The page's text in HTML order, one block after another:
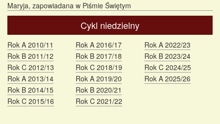
Maryja, zapowiadana w Piśmie Świętym
Cykl niedzielny
Rok A 2010/11
Rok B 2011/12
Rok C 2012/13
Rok A 2013/14
Rok B 2014/15
Rok C 2015/16
Rok A 2016/17
Rok B 2017/18
Rok C 2018/19
Rok A 2019/20
Rok B 2020/21
Rok C 2021/22
Rok A 2022/23
Rok B 2023/24
Rok C 2024/25
Rok A 2025/26